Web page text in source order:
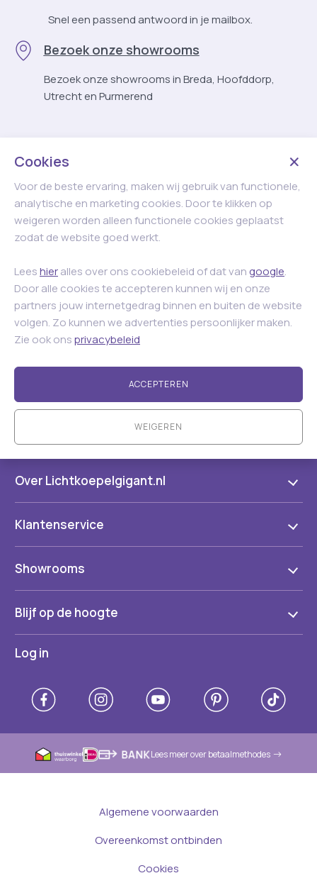
Snel een passend antwoord in je mailbox.
Bezoek onze showrooms
Bezoek onze showrooms in Breda, Hoofddorp,
Utrecht en Purmerend
Cookies
Voor de beste ervaring, maken wij gebruik van functionele,
analytische en marketing cookies. Door te klikken op
weigeren worden alleen functionele cookies geplaatst
zodat de website goed werkt.
Leeshieralles over ons cookiebeleid of dat van google.
Door alle cookies te accepteren kunnen wij en onze
partners jouw internetgedrag binnen en buiten de website
volgen. Zo kunnen we advertenties persoonlijker maken.
Zie ook onsprivacybeleid
ACCEPTEREN
WEIGEREN
Over Lichtkoepelgigant.nl
Klantenservice
Showrooms
Blijf op de hoogte
Log in
Lees meer over betaalmethodes
Algemene voorwaarden
Overeenkomst ontbinden
Cookies